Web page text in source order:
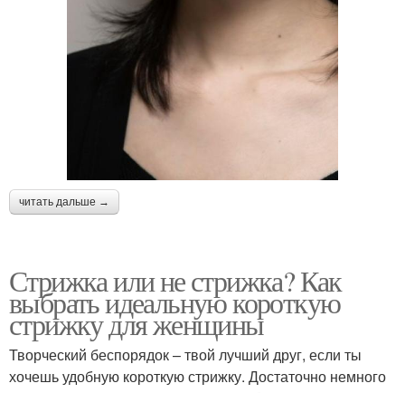
читать дальше →
Стрижка или не стрижка? Как
выбрать идеальную короткую
стрижку для женщины
Творческий беспорядок – твой лучший друг, если ты
хочешь удобную короткую стрижку. Достаточно немного